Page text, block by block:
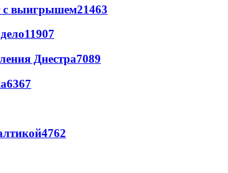
с выигрышем21463
11907
Днестра7089
6367
4762